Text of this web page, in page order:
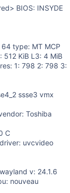
BIOS: INSYDE
type: MT MCP
512 KiB L3: 4 MiB
1: 798 2: 798 3:
ssse3 vmx
Toshiba
C
uvcvideo
v: 24.1.6
nouveau